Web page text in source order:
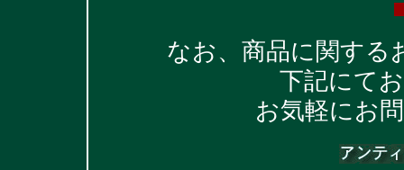
なお、商品に関する
下記にて
お気軽にお